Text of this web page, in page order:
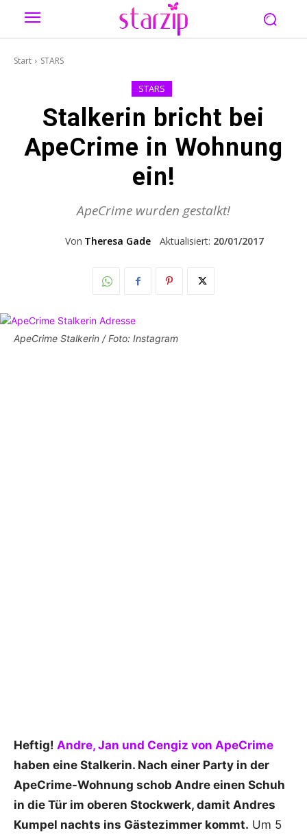
Start STARS
STARS
Stalkerin bricht bei
ApeCrime in Wohnung
ein!
ApeCrime wurden gestalkt!
Von Theresa Gade Aktualisiert: 20/01/2017
ApeCrime Stalkerin / Foto: Instagram
Heftig! Andre, Jan und Cengiz von ApeCrime
haben eine Stalkerin. Nach einer Party in der
ApeCrime-Wohnung schob Andre einen Schuh
in die Tür im oberen Stockwerk, damit Andres
Kumpel nachts ins Gästezimmer kommt. Um 5